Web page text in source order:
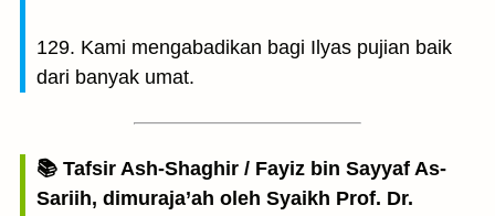
129. Kami mengabadikan bagi Ilyas pujian baik
dari banyak umat.
📚 Tafsir Ash-Shaghir / Fayiz bin Sayyaf As-
Sariih, dimuraja’ah oleh Syaikh Prof. Dr.